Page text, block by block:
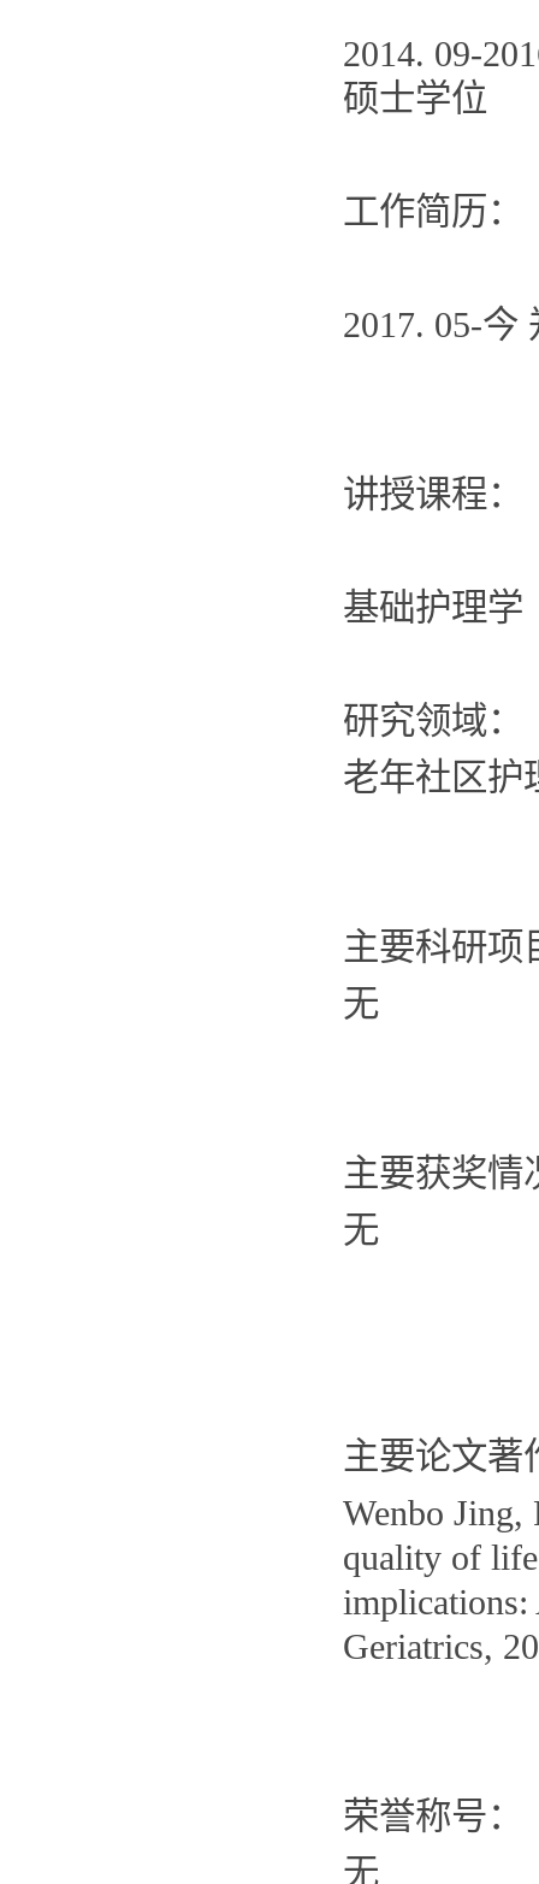
2014. 09-
硕士学位
工作简历：
2017. 05-今
讲授课程：
基础护理学
研究领域：
老年社区护
主要科研项
无
主要获奖情
无
主要论文著
Wenbo
quality of
implications:
Geriatrics,
荣誉称号：
无